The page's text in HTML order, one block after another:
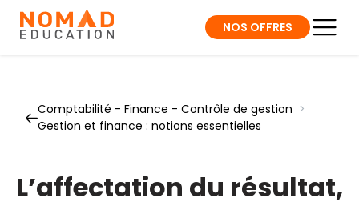
NOS OFFRES
Comptabilité - Finance - Contrôle de gestion >
Gestion et finance : notions essentielles
L’affectation du résultat,